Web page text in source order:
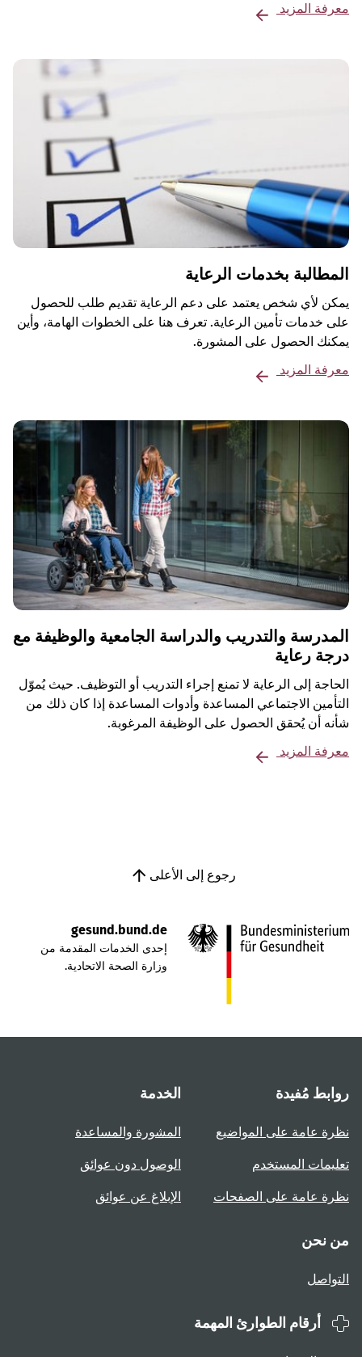
معرفة المزيد
المطالبة بخدمات الرعاية
يمكن لأي شخص يعتمد على دعم الرعاية تقديم طلب للحصول
على خدمات تأمين الرعاية. تعرف هنا على الخطوات الهامة، وأين
يمكنك الحصول على المشورة.
معرفة المزيد
المدرسة والتدريب والدراسة الجامعية والوظيفة مع
درجة رعاية
الحاجة إلى الرعاية لا تمنع إجراء التدريب أو التوظيف. حيث يُموّل
التأمين الاجتماعي المساعدة وأدوات المساعدة إذا كان ذلك من
شأنه أن يُحقق الحصول على الوظيفة المرغوبة.
معرفة المزيد
رجوع إلى الأعلى
gesund.bund.de
إحدى الخدمات المقدمة من
وزارة الصحة الاتحادية.
روابط مُفيدة
نظرة عامة على المواضيع
تعليمات المستخدم
نظرة عامة على الصفحات
الخدمة
المشورة والمساعدة
الوصول دون عوائق
الإبلاغ عن عوائق
من نحن
التواصل
أرقام الطوارئ المهمة